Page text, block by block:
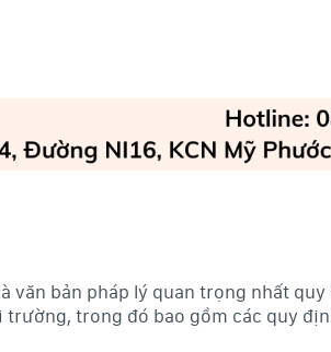
văn bản pháp lý quan trọng nhất
trường, trong đó bao gồm các quy